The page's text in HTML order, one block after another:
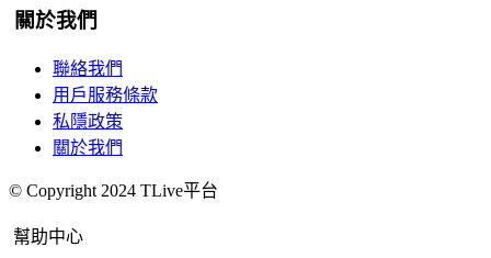
關於我們
聯絡我們
用戶服務條款
私隱政策
關於我們
© Copyright 2024 TLive平台
幫助中心